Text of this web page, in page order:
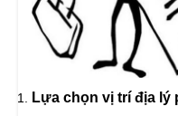
Lựa chọn vị trí địa lý